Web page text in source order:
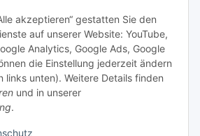
akzeptieren“ gestatten Sie den
auf unserer Website: YouTube,
Analytics, Google Ads, Google
die Einstellung jederzeit ändern
links unten). Weitere Details finden
und in unserer
.